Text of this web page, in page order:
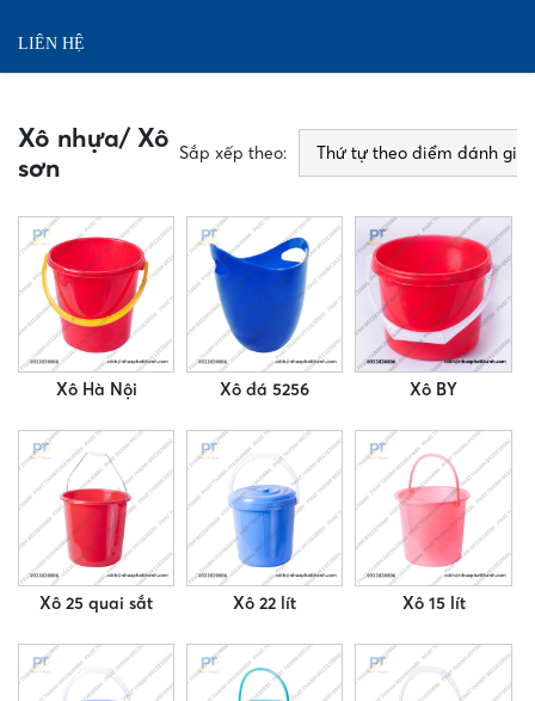
LIÊN HỆ
Xô nhựa/ Xô
sơn
Sắp xếp theo:
Xô Hà Nội Xô đá 5256 Xô BY
Xô 25 quai sắt Xô 22 lít Xô 15 lít